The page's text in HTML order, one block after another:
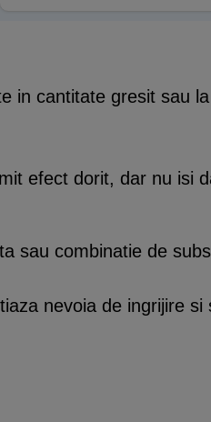
in cantitate gresit sau la
efect dorit, dar nu isi
sau combinatie de
nevoia de ingrijire si